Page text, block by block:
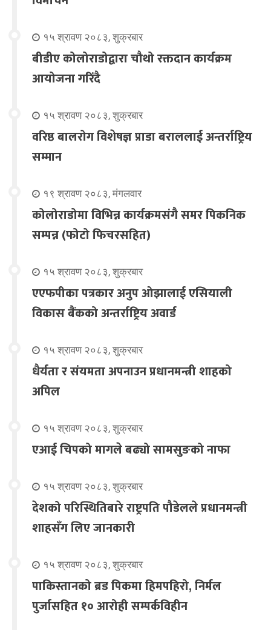
१५ श्रावण २०८३, शुक्रबार
बीडीए कोलोराडोद्वारा चौथो रक्तदान कार्यक्रम
आयोजना गरिंदै
१५ श्रावण २०८३, शुक्रबार
वरिष्ठ बालरोग विशेषज्ञ प्राडा बराललाई अन्तर्राष्ट्रिय
सम्मान
१९ श्रावण २०८३, मंगलवार
कोलोराडोमा विभिन्न कार्यक्रमसंगै समर पिकनिक
सम्पन्न (फोटो फिचरसहित)
१५ श्रावण २०८३, शुक्रबार
एएफपीका पत्रकार अनुप ओझालाई एसियाली
विकास बैंकको अन्तर्राष्ट्रिय अवार्ड
१५ श्रावण २०८३, शुक्रबार
धैर्यता र संयमता अपनाउन प्रधानमन्त्री शाहको
अपिल
१५ श्रावण २०८३, शुक्रबार
एआई चिपको मागले बढ्यो सामसुङको नाफा
१५ श्रावण २०८३, शुक्रबार
देशको परिस्थितिबारे राष्ट्रपति पौडेलले प्रधानमन्त्री
शाहसँग लिए जानकारी
१५ श्रावण २०८३, शुक्रबार
पाकिस्तानको ब्रड पिकमा हिमपहिरो, निर्मल
पुर्जासहित १० आरोही सम्पर्कविहीन